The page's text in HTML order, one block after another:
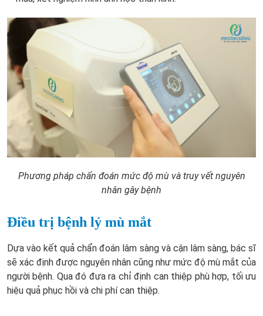
Phương pháp chẩn đoán mức độ mù và truy vết nguyên
nhân gây bệnh
Điều trị bệnh lý mù mắt
Dựa vào kết quả chẩn đoán lâm sàng và cận lâm sàng, bác sĩ
sẽ xác định được nguyên nhân cũng như mức độ mù mắt của
người bệnh. Qua đó đưa ra chỉ định can thiệp phù hợp, tối ưu
hiệu quả phục hồi và chi phí can thiệp.